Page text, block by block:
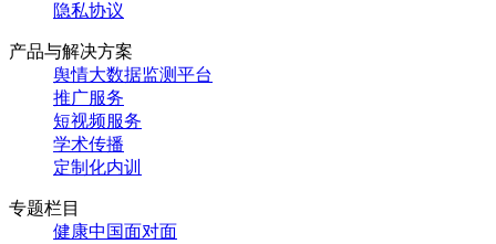
隐私协议
产品与解决方案
舆情大数据监测平台
推广服务
短视频服务
学术传播
定制化内训
专题栏目
健康中国面对面